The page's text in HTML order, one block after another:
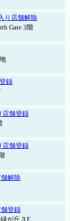
り店舗解除
Gate 3階
録
店舗登録
店舗登録
解除
登録
が丘３F